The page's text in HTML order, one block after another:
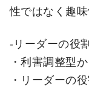
性ではなく趣
-リーダーの役
・利害調整型
・リーダーの